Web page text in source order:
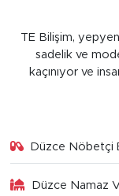
TE Bilişim,
sadelik ve
kaçınıyor ve
Düzce Nöbetçi
Düzce Namaz